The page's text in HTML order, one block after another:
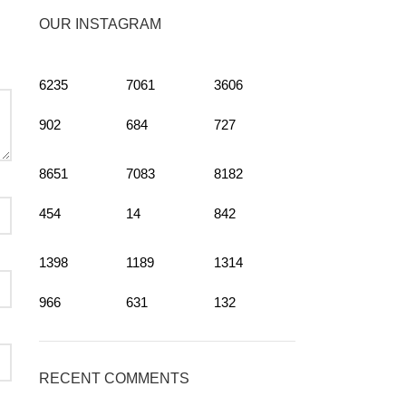
OUR INSTAGRAM
6235
902
7061
684
3606
727
8651
454
7083
14
8182
842
1398
966
1189
631
1314
132
RECENT COMMENTS